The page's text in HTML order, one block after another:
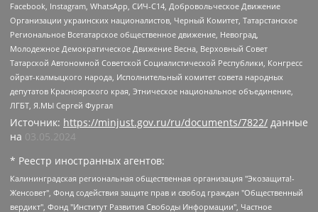
Facebook, Instagram, WhatsApp, СИЧ-С14, Добровольческое Движение
Организации украинских националистов, Черный Комитет, Татарстанское
Региональное Всетатарское общественное движение, Невоград,
Молодежное Демократическое Движение Весна, Верховный Совет
Татарской Автономной Советской Социалистической Республики, Конгресс
ойрат-калмыцкого народа, Исполнительный комитет совета народных
депутатов Красноярского края, Этническое национальное объединение,
ЛГБТ, Я.МЫ Сергей Фургал
Источник: https://minjust.gov.ru/ru/documents/7822/ данные
на 03.05.2024
* Реестр иностранных агентов:
Калининградская региональная общественная организация "Экозащита!-Женсовет", Фонд содействия защите прав и свобод граждан "Общественный вердикт", Фонд "Институт Развития Свободы Информации", Частное учреждение "Информационное агентство МЕМО. РУ", Региональная общественная организация "Общественная комиссия по сохранению наследия академика Сахарова", Фонд поддержки свободы прессы, Санкт-Петербургская общественная правозащитная организация "Гражданский контроль", Межрегиональная общественная организация "Информационно-просветительский центр "Мемориал", Региональный Фонд "Центр Защиты Прав Средств Массовой Информации", с 05.12.2023 Фонд "Центр Защиты Прав Средств массовой информации", Региональная общественная благотворительная организация помощи беженцам и мигрантам "Гражданское содействие", Негосударственное образовательное учреждение дополнительного профессионального образования (повышение квалификации) специалистов "АКАДЕМИЯ ПО ПРАВАМ ЧЕЛОВЕКА", Свердловская региональная общественная организация "Сутяжник", Автономная некоммерческая организация "Центр независимых социологических исследований", Союз общественных объединений "Российский исследовательский центр по правам человека", Региональное общественное учреждение научно-информационный центр "МЕМОРИАЛ", Некоммерческая организация "Фонд защиты гласности", Автономная некоммерческая организация "Институт прав человека", Городская общественная организация "Екатеринбургское общество "МЕМОРИАЛ", Городская общественная организация "Рязанское историко-просветительское и правозащитное общество "Мемориал" (Рязанский Мемориал), Челябинский региональный орган общественной самодеятельности – женское общественное объединение "Женщины Евразии", Челябинский региональный орган общественной самодеятельности "Уральская правозащитная группа", Фонд содействия защите здоровья и социальной справедливости имени Андрея Рылькова, Автономная Некоммерческая Организация "Аналитический Центр Юрия Левады", Автономная некоммерческая организация социальной поддержки населения "Проект Апрель", Региональная общественная организация помощи женщинам и детям, находящимся в кризисной ситуации "Информационно-методический центр "Анна", Фонд содействия развитию массовых коммуникаций и правовому просвещению "Так-так-Так", Фонд содействия устойчивому развитию "Серебряная тайга", Свердловский региональный общественный фонд социальных проектов "Новое время", "Idel.Реалии", Кавказ.Реалии, Крым.Реалии, Телеканал Настоящее Время, Татаро-башкирская служба Радио Свобода (Azatliq Radiosi), Радио Свободная Европа/Радио Свобода (PCE/PC), "Сибирь.Реалии", "Фактограф", Благотворительный фонд помощи осужденным и их семьям, Автономная некоммерческая организация "Институт глобализации и социальных движений", Фонд "В защиту прав заключенных", Частное учреждение "Центр поддержки и содействия развитию средств массовой информации", Пензенский региональный общественный благотворительный фонд "Гражданский союз", "Север.Реалии", Некоммерческая организация Фонд "Правовая инициатива", Общество с ограниченной ответственностью "Радио Свободная Европа/Радио Свобода", Чешское информационное агентство "MEDIUM-ORIENT", Красноярская региональная общественная организация "Мы против СПИДа", Камалягин Денис Николаевич, Маркелов Сергей Евгеньевич, Пономарев Лев Александрович, Савицкая Людмила Алексеевна, Автономная некоммерческая организация "Центр по работе с проблемой насилия "НАСИЛИЮ.НЕТ", Межрегиональный профессиональный союз работников здравоохранения "Альянс врачей", Юридическое лицо, зарегистрированное в Латвийской Республике, SIA "Medusa Project" (регистрационный номер 40103797863, дата регистрации 10.06.2014), Некоммерческая организация "Фонд по борьбе с коррупцией", Автономная некоммерческая организация "Институт права и публичной политики", Баданин Роман Сергеевич, Гликин Максим Александрович, Железнова Мария Михайловна, Лукьянова Юлия Сергеевна, Маетная Елизавета Витальевна, Маняхин Петр Борисович, Чуракова Ольга Владимировна, Ярош Юлия Петровна, Юридическое лицо "The Insider SIA", зарегистрированное в Риге, Латвийская Республика (дата регистрации 26.06.2015), являющееся администратором доменного имени интернет-издания "The Insider SIA", https://theins.ru, Постернак Алексей Евгеньевич, Рубин Михаил Аркадьевич, Анин Роман Александрович, Юридическое лицо Istories fonds, зарегистрированное в Латвийской Республике (регистрационный номер 50008295751, дата регистрации 24.02.2020), Великовский Дмитрий Александрович, Долинина Ирина Николаевна, Мароховская Алеся Алексеевна, Шлейнов Роман Юрьевич, Шмагун Олеся Валентиновна, Общество с ограниченной ответственностью "Альтаир 2021", Общество с ограниченной ответственностью "Вега 2021", Общество с ограниченной ответственностью "Главный редактор 2021", Общество с ограниченной ответственностью "Ромашки монолит", Важенков Артем Валерьевич, Ивановская областная общественная организация "Центр гендерных исследований", Гурман Юрий Альбертович, Медиапроект "ОВД-Инфо", Егоров Владимир Владимирович, Жилинский Владимир Александрович, Общество с ограниченной ответственностью "ЗП", Иванова София Юрьевна, Карезина Инна Павловна, Кильтау Екатерина Викторовна, Петров Алексей Викторович, Пискунов Сергей Евгеньевич, Смирнов Сергей Сергеевич, Тихонов Михаил Сергеевич, Общество с ограниченной ответственностью "ЖУРНАЛИСТ-ИНОСТРАННЫЙ АГЕНТ", Арапова Галина Юрьевна, Вольтская Татьяна Анатольевна, Американская компания "Mason G.E.S. Anonymous Foundation" (США), являющаяся владельцем интернет-издания https://mnews.world/, Компания "Stichting Bellingcat", зарегистрированная в Нидерландах (дата регистрации 11.07.2018), Захаров Андрей Вячеславович, Клепиковская Екатерина Дмитриевна, Общество с ограниченной ответственностью "МЕМО", Перл Роман Александрович, Симонов Евгений Алексеевич, Соловьева Елена Анатольевна, Сотников Даниил Владимирович, Сурначева Елизавета Дмитриевна, Автономная некоммерческая организация по защите прав человека и информированию населения "Якутия – Наше Мнение", Общество с ограниченной ответственностью "Москоу диджитал медиа", с 26.01.2023 Общество с ограниченной ответственностью "Чайка Белые сады", Ветошкина Валерия Валерьевна, Заговора Максим Александрович, Межрегиональное общественное движение "Российская ЛГБТ - сеть", Оленичев Максим Владимирович, Павлов Иван Юрьевич, Скворцова Елена Сергеевна, Общество с ограниченной ответственностью "Как бы инагент", Кочетков Игорь Викторович, Общество с ограниченной ответственностью "Честные выборы", Еланчик Олег Александрович, Общество с ограниченной ответственностью "Нобелевский призыв", Гималова Регина Эмилевна, Григорьев Андрей Валерьевич, Григорьева Алина Александровна, Ассоциация по содействию защите прав призывников, альтернативнослужащих и военнослужащих "Правозащитная группа "Гражданин.Армия.Право", Хисамова Регина Фаритовна, Автономная некоммерческая организация по реализации социально-правовых программ "Лилит", Дальневосточное общественное движение "Маяк", Санкт-Петербургская ЛГБТ-инициативная группа "Выход", Инициативная группа ЛГБТ+ "Реверс", Алексеев Андрей Викторович, Бекбулатова Таисия Львовна, Беляев Иван Михайлович, Владыкина Елена Сергеевна, Гельман Марат Александрович, Никульшина Вероника Юрьевна, Толоконникова Надежда Андреевна, Шендерович Виктор Анатольевич, Общество с ограниченной ответственностью "Данное сообщение", Общество с ограниченной ответственностью Издательский дом "Новая глава", Айнбиндер Александра Александровна, Московский комьюнити-центр для ЛГБТ+инициатив, Благотворительный фонд развития филантропии, Deutsche Welle (Германия, Kurt-Schumacher-Strasse 3, 53113 Bonn), Борзунова Мария Михайловна, Воробьев Виктор Викторович, Голубева Анна Львовна, Константинова Алла Михайловна, Малкова Ирина Владимировна, Мурадов Мурад Абдулгалимович, Осетинская Елизавета Николаевна, Понасенков Евгений Николаевич, Ганапольский Матвей Юрьевич, Киселев Евгений Алексеевич, Борухович Ирина Григорьевна, Дремин Иван Тимофеевич, Дубровский Дмитрий Викторович, Красноярская региональная общественная организация поддержки и развития альтернативных образовательных технологий и межкультурных коммуникаций "ИНТЕРРА", Маяковская Екатерина Алексеевна, Фейгин Марк Захарович, Филимонов Андрей Викторович, Дзугкоева Регина Николаевна, Доброхотов Роман Александрович, Дудь Юрий Александрович, Елкин Сергей Владимирович, Кругликов Кирилл Игоревич, Сабунаева Мария Леонидовна, Семенов Алексей Владимирович, Шаинян Карен Багратович, Шульман Екатерина Михайловна, Асафьев Артур Валерьевич, Вахштайн Виктор Семенович, Венедиктов Алексей Алексеевич, Лушникова Екатерина Евгеньевна, Волков Леонид Михайлович, Невзоров Александр Глебович, Пархоменко Сергей Борисович, Сироткин Ярослав Николаевич, Кара-Мурза Владимир Владимирович, Баранова Наталья Владимировна, Гозман Леонид Яковлевич, Кагарлицкий Борис Юльевич, Климарев Михаил Валерьевич, Милов Владимир Станиславович, Автономная некоммерческая организация Краснодарский центр современного искусства "Типография", Моргенштерн Алишер Тагирович, Соболь Любовь Эдуардовна, Общество с ограниченной ответственностью "ЛИЗА НОРМ", Каспаров Гарри Кимович, Ходорковский Михаил Борисович, Общество с ограниченной ответственностью "Апрельские тезисы", Данилович Ирина Брониславовна, Кашин Олег Владимирович, Петров Николай Владимирович, Пивоваров Алексей Владимирович, Соколов Михаил Владимирович, Цветкова Юлия Владимировна, Чичваркин Евгений Александрович, Комитет против пыток/Команда против пыток, Общество с ограниченной ответственностью "Первый научный", Общество с ограниченной ответственностью "Вертолет и ко", Белоцерковская Вероника Борисовна, Кац Максим Евгеньевич, Лазарева Татьяна Юрьевна, Шаведдинов Руслан Табризович, Яшин Илья Валерьевич, Общество с ограниченной ответственностью "Иноагент ААВ", Алешковский Дмитрий Петрович, Альбац Евгения Марковна, Быков Дмитрий Львович, Галямина Юлия Евгеньевна, Лойко Сергей Леонидович, Мартынов Кирилл Константинович, Медведев Сергей Александрович, Крашенинников Федор Геннадиевич, Гордеева Катерина Вл